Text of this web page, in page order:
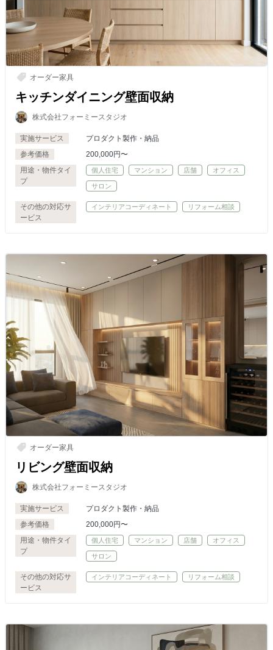
オーダー家具
キッチンダイニング壁面収納
株式会社フォーミースタジオ
実施サービス
プロダクト製作・納品
参考価格
200,000円〜
用途・物件タイ
プ
個人住宅 マンション 店舗 オフィス
サロン
その他の対応サ
ービス
インテリアコーディネート リフォーム相談
オーダー家具
リビング壁面収納
株式会社フォーミースタジオ
実施サービス
プロダクト製作・納品
参考価格
200,000円〜
用途・物件タイ
プ
個人住宅 マンション 店舗 オフィス
サロン
その他の対応サ
ービス
インテリアコーディネート リフォーム相談